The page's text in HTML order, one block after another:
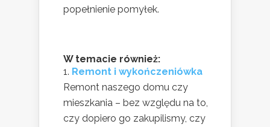
popełnienie pomyłek.
W temacie również:
Remont i wykończeniówka
Remont naszego domu czy
mieszkania – bez względu na to,
czy dopiero go zakupilismy, czy